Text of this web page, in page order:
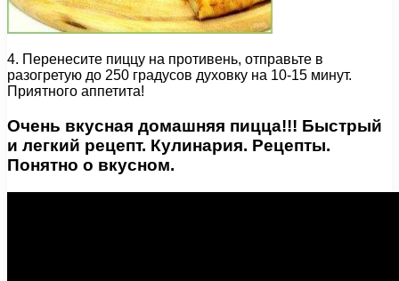
4. Перенесите пиццу на противень, отправьте в
разогретую до 250 градусов духовку на 10-15 минут.
Приятного аппетита!
Очень вкусная домашняя пицца!!! Быстрый
и легкий рецепт. Кулинария. Рецепты.
Понятно о вкусном.